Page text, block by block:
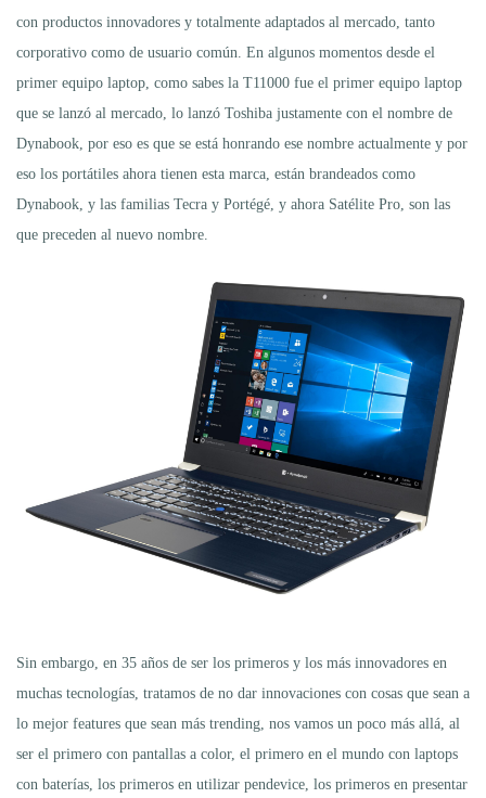
con productos innovadores y totalmente adaptados al mercado, tanto
corporativo como de usuario común. En algunos momentos desde el
primer equipo laptop, como sabes la T11000 fue el primer equipo laptop
que se lanzó al mercado, lo lanzó Toshiba justamente con el nombre de
Dynabook, por eso es que se está honrando ese nombre actualmente y por
eso los portátiles ahora tienen esta marca, están brandeados como
Dynabook, y las familias Tecra y Portégé, y ahora Satélite Pro, son las
que preceden al nuevo nombre.
Sin embargo, en 35 años de ser los primeros y los más innovadores en
muchas tecnologías, tratamos de no dar innovaciones con cosas que sean a
lo mejor features que sean más trending, nos vamos un poco más allá, al
ser el primero con pantallas a color, el primero en el mundo con laptops
con baterías, los primeros en utilizar pendevice, los primeros en presentar